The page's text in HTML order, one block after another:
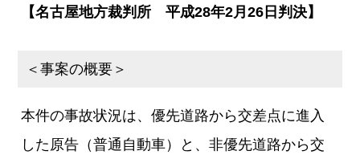
【名古屋地方裁判所 平成28年2月26日判決】
＜事案の概要＞
本件の事故状況は、優先道路から交差点に進入
した原告（普通自動車）と、非優先道路から交